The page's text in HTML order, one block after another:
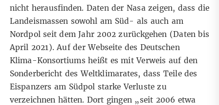
nicht herausfinden.Daten der Nasa zeigen, dass die
Landeismassen sowohl am Süd- als auch am
Nordpol seit dem Jahr 2002 zurückgehen (Daten bis
April 2021). Auf derWebseite des Deutschen
Klima-Konsortiums heißt es mit Verweis auf den
Sonderbericht des Weltklimarates, dass Teile des
Eispanzers am Südpol starke Verluste zu
verzeichnen hätten. Dort gingen „seit 2006 etwa